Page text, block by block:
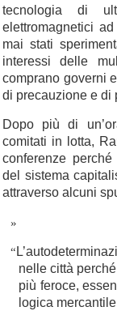
tecnologia di
elettromagnetici
mai stati
interessi delle
comprano governi
di precauzione e di
Dopo più di
comitati in lotta,
conferenze
del sistema
attraverso alcuni
“
nelle città
più feroce,
logica